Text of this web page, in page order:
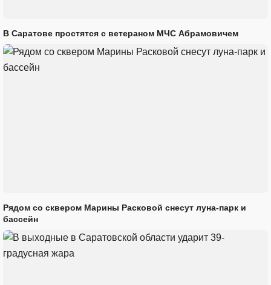
В Саратове простятся с ветераном МЧС Абрамовичем
Рядом со сквером Марины Расковой снесут луна-парк и
бассейн